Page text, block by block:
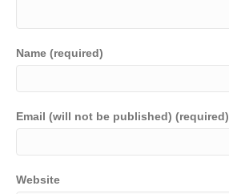
Name (required)
Email (will not be published) (required)
Website